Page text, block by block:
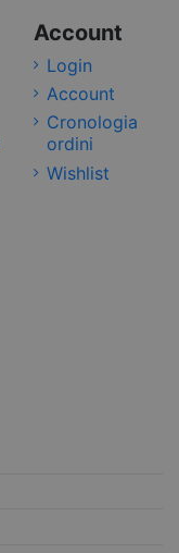
Account
Login
Account
Cronologia
ordini
Wishlist